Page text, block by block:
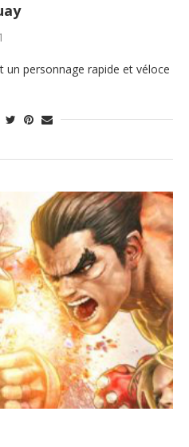
un personnage rapide et véloce